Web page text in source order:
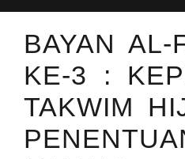
BAYAN AL-
KE-3 :
TAKWIM